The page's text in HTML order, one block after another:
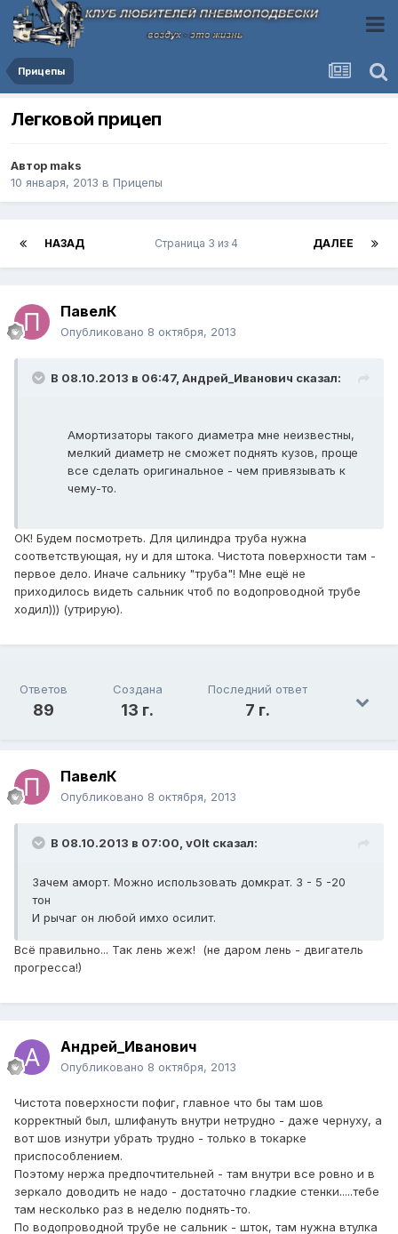
Прицепы
Легковой прицеп
Автор maks
10 января, 2013 в Прицепы
НАЗАД ДАЛЕЕ
Страница 3 из 4
ПавелК
Опубликовано 8 октября, 2013
В 08.10.2013 в 06:47, Андрей_Иванович сказал:
Амортизаторы такого диаметра мне неизвестны,
мелкий диаметр не сможет поднять кузов, проще
все сделать оригинальное - чем привязывать к
чему-то.
ОК! Будем посмотреть. Для цилиндра труба нужна
соответствующая, ну и для штока. Чистота поверхности там -
первое дело. Иначе сальнику "труба"! Мне ещё не
приходилось видеть сальник чтоб по водопроводной трубе
ходил))) (утрирую).
Ответов
89
Создана
13 г.
Последний ответ
7 г.
ПавелК
Опубликовано 8 октября, 2013
В 08.10.2013 в 07:00, v0lt сказал:
Зачем аморт. Можно использовать домкрат. 3 - 5 -20
тон
И рычаг он любой имхо осилит.
Всё правильно... Так лень жеж! (не даром лень - двигатель
прогресса!)
Андрей_Иванович
Опубликовано 8 октября, 2013
Чистота поверхности пофиг, главное что бы там шов
корректный был, шлифануть внутри нетрудно - даже чернуху, а
вот шов изнутри убрать трудно - только в токарке
приспособлением.
Поэтому нержа предпочтительней - там внутри все ровно и в
зеркало доводить не надо - достаточно гладкие стенки.....тебе
там несколько раз в неделю поднять-то.
По водопроводной трубе не сальник - шток, там нужна втулка